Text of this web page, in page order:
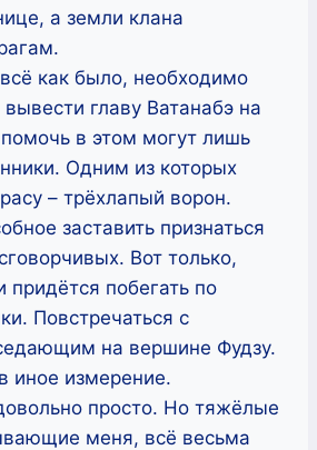
а земли клана
как было, необходимо
главу Ватанабэ на
в этом могут лишь
Одним из которых
– трёхлапый ворон.
заставить признаться
Вот только,
придётся побегать по
Повстречаться с
на вершине Фудзу.
иное измерение.
просто. Но тяжёлые
меня, всё весьма